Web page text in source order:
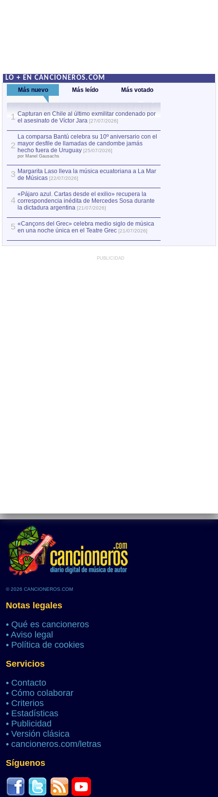
LO + EN CANCIONEROS.COM
Más nuevo Más leído Más votado
1 Capturan en Chile al último exmilitar condenado por
el asesinato de Víctor Jara [27/07/2026]
2
La comparsa Bantú celebra su 10º aniversario con el
mayor desfile de llamadas de candombe jamás
hecho fuera de Uruguay [25/07/2026]
por Manel Gausachs
3 Margarita Laso lleva la música ecuatoriana a La Mar
de Músicas [22/07/2026]
4
«Pájaro azul. Cartas desde el exilio» recupera la
correspondencia inédita de Mercedes Sosa durante
la dictadura argentina [21/07/2026]
5 «Cançons del Grec» celebra medio siglo de música
en una noche única en el Teatre Grec [21/07/2026]
PUBLICIDAD
© 2026 CANCIONEROS.COM
Notas legales
• Qué es cancioneros
• Aviso legal
• Política de cookies
Servicios
• Contacto
• Cómo colaborar
• Criterios
• Estadísticas
• Publicidad
• Versión clásica
• cancioneros.com/letras
Síguenos